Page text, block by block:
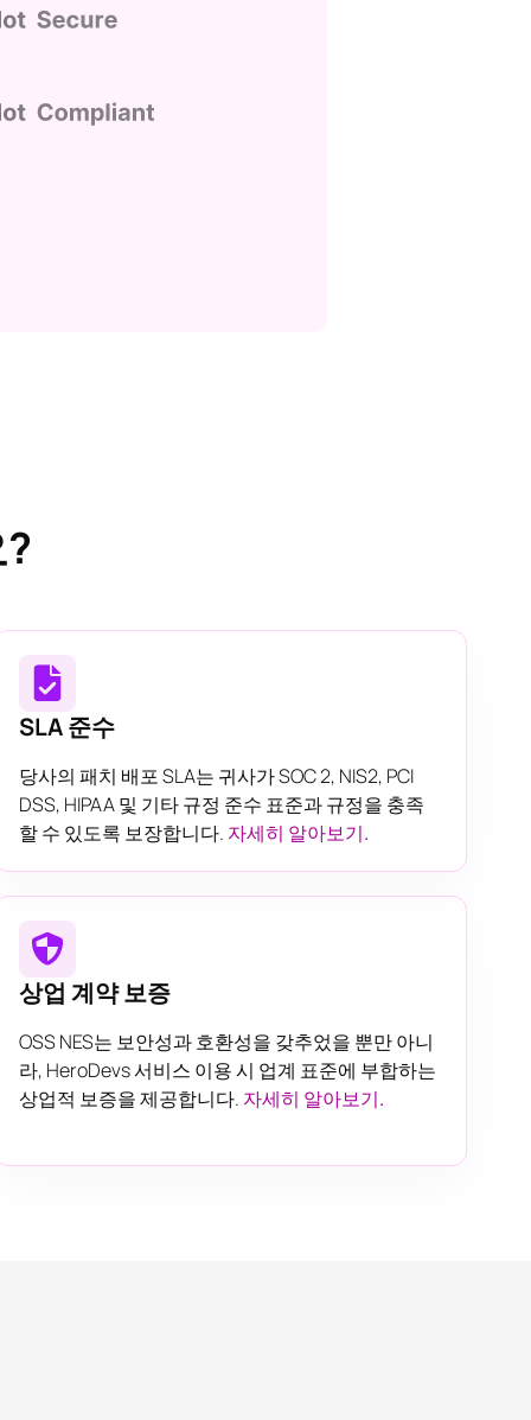
SLA 준수
당사의 패치 배포 SLA는 귀사가 SOC 2, NIS2, PCI
DSS, HIPAA 및 기타 규정 준수 표준과 규정을 충족
할 수 있도록 보장합니다. 자세히 알아보기.
상업 계약 보증
OSS NES는 보안성과 호환성을 갖추었을 뿐만 아니
라, HeroDevs 서비스 이용 시 업계 표준에 부합하는
상업적 보증을 제공합니다. 자세히 알아보기.